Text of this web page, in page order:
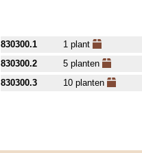
830300.1 1 plant
830300.2 5 planten
830300.3 10 planten